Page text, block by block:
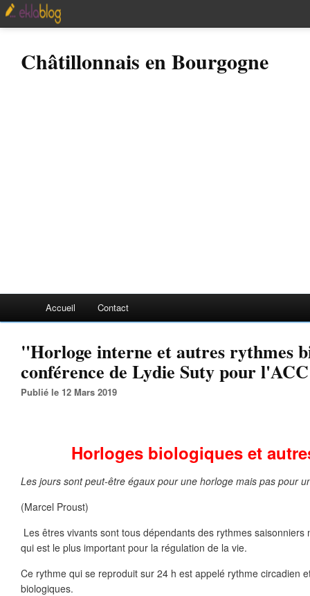
Châtillonnais en Bourgogne
Accueil Contact
"Horloge interne et autres rythmes
conférence de Lydie Suty pour l'ACC
Publié le 12 Mars 2019
Horloges biologiques et
Les jours sont peut-être égaux pour une horloge mais pas pour
(Marcel Proust)
Les êtres vivants sont tous dépendants des rythmes
qui est le plus important pour la régulation de la vie.
Ce rythme qui se reproduit sur 24 h est appelé rythme circadien
biologiques.